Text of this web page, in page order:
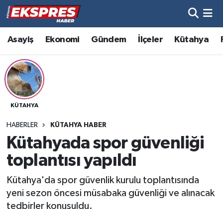
Asayiş Ekonomi Gündem İlçeler Kütahya
KÜTAHYA
HABERLER KÜTAHYA HABER
Kütahyada spor güvenliği
toplantısı yapıldı
Kütahya'da spor güvenlik kurulu toplantısında
yeni sezon öncesi müsabaka güvenliği ve alınacak
tedbirler konuşuldu.
Altıntaş
Asayiş
Aslanapa
Bölge
Çavdarhisar
Domaniç
Hava Durumu
Trafik Durumu
Süper Lig Puan Durumu ve Fikstür
Son Dakika Haberleri
Haber Arşivi